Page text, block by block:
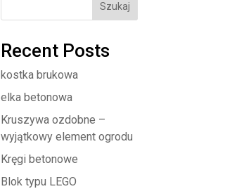
Szukaj
Recent Posts
kostka brukowa
elka betonowa
Kruszywa ozdobne –
wyjątkowy element ogrodu
Kręgi betonowe
Blok typu LEGO